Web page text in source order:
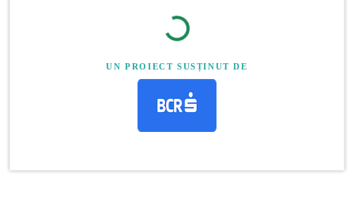
UN PROIECT SUSȚINUT DE